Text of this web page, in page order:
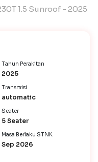
1.5 Sunroof - 2025
Tahun Perakitan
2025
Transmisi
automatic
Seater
5 Seater
Masa Berlaku STNK
Sep 2026